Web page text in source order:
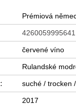
Prémiová
4260059995641
červené víno
Rulandské
: suché / trocken
2017